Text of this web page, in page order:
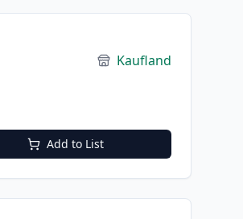
Kaufland
Add to List